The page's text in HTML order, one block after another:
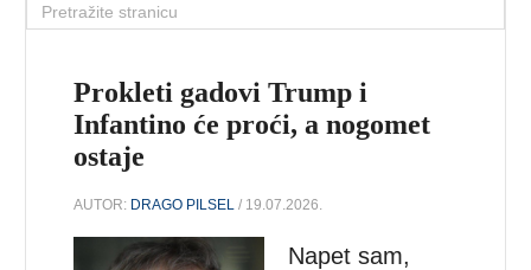
Prokleti gadovi Trump i
Infantino će proći, a nogomet
ostaje
AUTOR: DRAGO PILSEL / 19.07.2026.
Napet sam,